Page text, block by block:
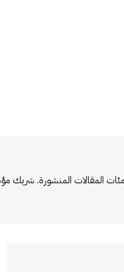
المقالات المنشورة.